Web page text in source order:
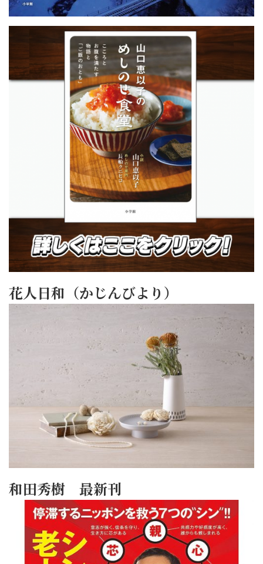
花人日和（かじんびより）
和田秀樹 最新刊